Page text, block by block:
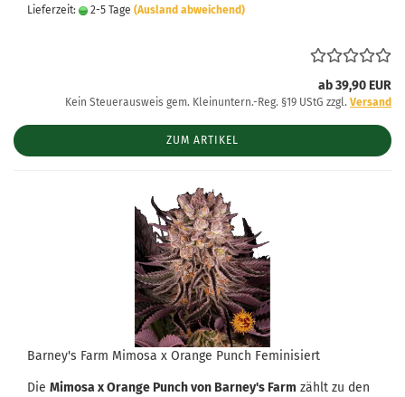
Lieferzeit: 2-5 Tage (Ausland abweichend)
ab 39,90 EUR
Kein Steuerausweis gem. Kleinuntern.-Reg. §19 UStG zzgl. Versand
ZUM ARTIKEL
Barney's Farm Mimosa x Orange Punch Feminisiert
Die Mimosa x Orange Punch von Barney's Farm zählt zu den